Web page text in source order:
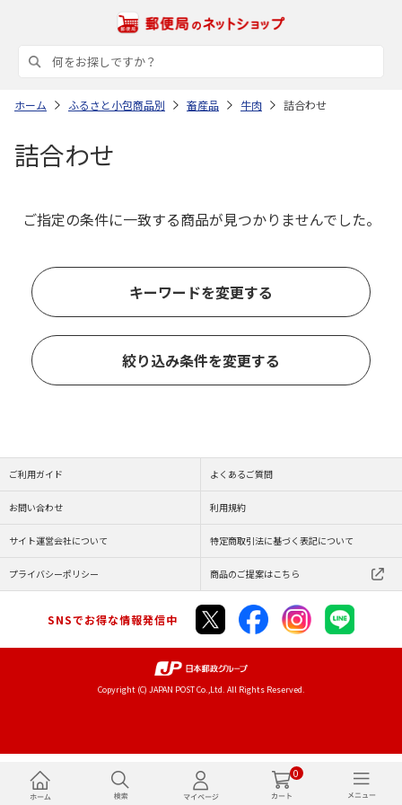
0
ホーム ふるさと小包商品別 畜産品 牛肉 詰合わせ
詰合わせ
ご指定の条件に一致する商品が見つかりませんでした。
キーワードを変更する
絞り込み条件を変更する
ご利用ガイド よくあるご質問
お問い合わせ 利用規約
サイト運営会社について 特定商取引法に基づく表記について
プライバシーポリシー 商品のご提案はこちら
SNSでお得な情報発信中
Copyright (C) JAPAN POST Co.,Ltd. All Rights Reserved.